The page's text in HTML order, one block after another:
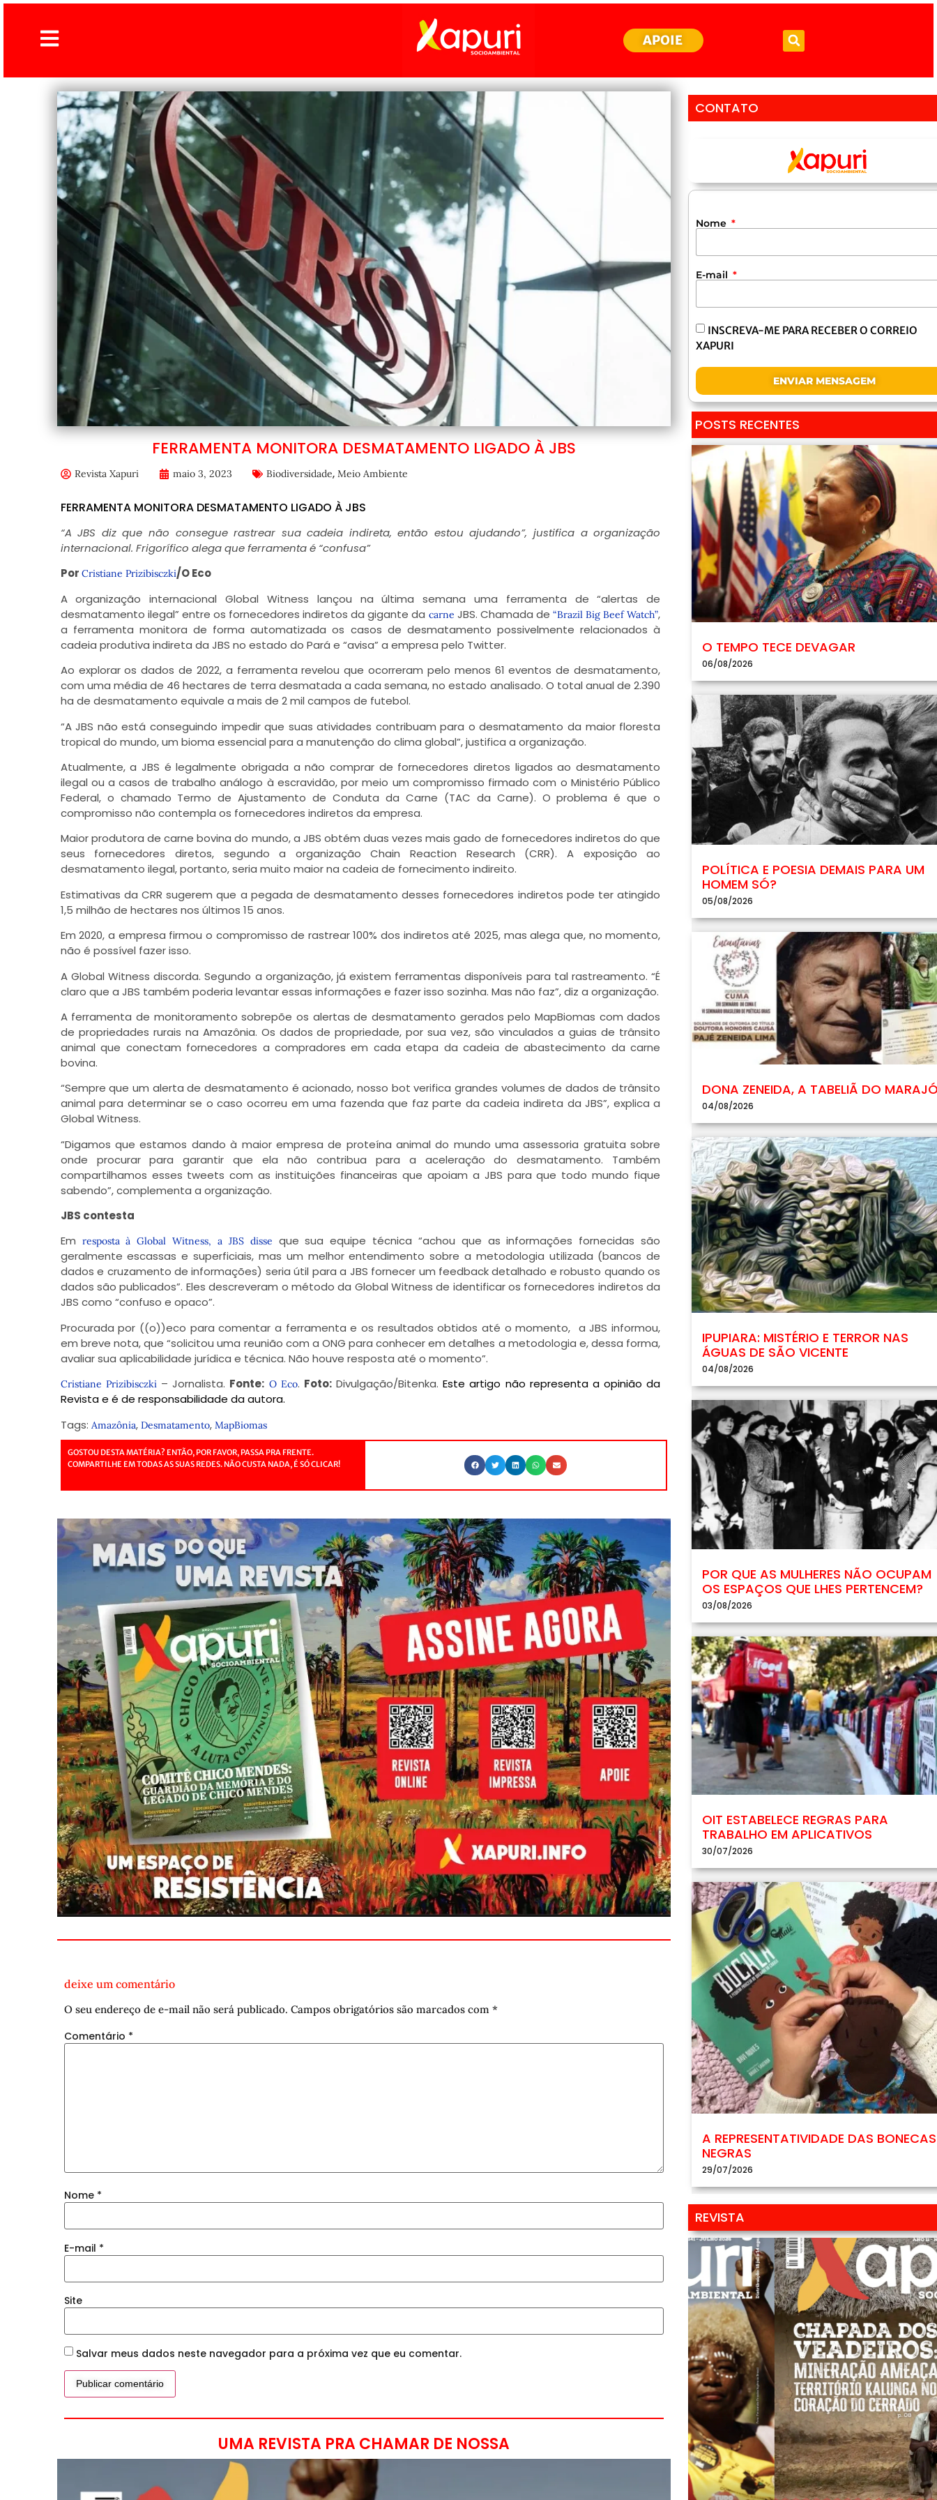
APOIE
FERRAMENTA MONITORA DESMATAMENTO LIGADO À JBS
Revista Xapuri maio 3, 2023 Biodiversidade, Meio Ambiente
FERRAMENTA MONITORA DESMATAMENTO LIGADO À JBS
“A JBS diz que não consegue rastrear sua cadeia indireta, então estou ajudando”, justifica a organização
internacional. Frigorífico alega que ferramenta é “confusa”
Por Cristiane Prizibisczki/O Eco
A organização internacional Global Witness lançou na última semana uma ferramenta de “alertas de
desmatamento ilegal” entre os fornecedores indiretos da gigante da carne JBS. Chamada de “Brazil Big Beef Watch”,
a ferramenta monitora de forma automatizada os casos de desmatamento possivelmente relacionados à
cadeia produtiva indireta da JBS no estado do Pará e “avisa” a empresa pelo Twitter.
Ao explorar os dados de 2022, a ferramenta revelou que ocorreram pelo menos 61 eventos de desmatamento,
com uma média de 46 hectares de terra desmatada a cada semana, no estado analisado. O total anual de 2.390
ha de desmatamento equivale a mais de 2 mil campos de futebol.
“A JBS não está conseguindo impedir que suas atividades contribuam para o desmatamento da maior floresta
tropical do mundo, um bioma essencial para a manutenção do clima global”, justifica a organização.
Atualmente, a JBS é legalmente obrigada a não comprar de fornecedores diretos ligados ao desmatamento
ilegal ou a casos de trabalho análogo à escravidão, por meio um compromisso firmado com o Ministério Público
Federal, o chamado Termo de Ajustamento de Conduta da Carne (TAC da Carne). O problema é que o
compromisso não contempla os fornecedores indiretos da empresa.
Maior produtora de carne bovina do mundo, a JBS obtém duas vezes mais gado de fornecedores indiretos do que
seus fornecedores diretos, segundo a organização Chain Reaction Research (CRR). A exposição ao
desmatamento ilegal, portanto, seria muito maior na cadeia de fornecimento indireito.
Estimativas da CRR sugerem que a pegada de desmatamento desses fornecedores indiretos pode ter atingido
1,5 milhão de hectares nos últimos 15 anos.
Em 2020, a empresa firmou o compromisso de rastrear 100% dos indiretos até 2025, mas alega que, no momento,
não é possível fazer isso.
A Global Witness discorda. Segundo a organização, já existem ferramentas disponíveis para tal rastreamento. “É
claro que a JBS também poderia levantar essas informações e fazer isso sozinha. Mas não faz”, diz a organização.
A ferramenta de monitoramento sobrepõe os alertas de desmatamento gerados pelo MapBiomas com dados
de propriedades rurais na Amazônia. Os dados de propriedade, por sua vez, são vinculados a guias de trânsito
animal que conectam fornecedores a compradores em cada etapa da cadeia de abastecimento da carne
bovina.
“Sempre que um alerta de desmatamento é acionado, nosso bot verifica grandes volumes de dados de trânsito
animal para determinar se o caso ocorreu em uma fazenda que faz parte da cadeia indireta da JBS”, explica a
Global Witness.
“Digamos que estamos dando à maior empresa de proteína animal do mundo uma assessoria gratuita sobre
onde procurar para garantir que ela não contribua para a aceleração do desmatamento. Também
compartilhamos esses tweets com as instituições financeiras que apoiam a JBS para que todo mundo fique
sabendo”, complementa a organização.
JBS contesta
Em resposta à Global Witness, a JBS disse que sua equipe técnica “achou que as informações fornecidas são
geralmente escassas e superficiais, mas um melhor entendimento sobre a metodologia utilizada (bancos de
dados e cruzamento de informações) seria útil para a JBS fornecer um feedback detalhado e robusto quando os
dados são publicados”. Eles descreveram o método da Global Witness de identificar os fornecedores indiretos da
JBS como “confuso e opaco”.
Procurada por ((o))eco para comentar a ferramenta e os resultados obtidos até o momento, a JBS informou,
em breve nota, que “solicitou uma reunião com a ONG para conhecer em detalhes a metodologia e, dessa forma,
avaliar sua aplicabilidade jurídica e técnica. Não houve resposta até o momento”.
Cristiane Prizibisczki– Jornalista. Fonte: O Eco. Foto:Divulgação/Bitenka.Este artigo não representa a opinião da
Revista e é de responsabilidade da autora.
Tags: Amazônia, Desmatamento, MapBiomas
GOSTOU DESTA MATÉRIA? ENTÃO, POR FAVOR, PASSA PRA FRENTE.
COMPARTILHE EM TODAS AS SUAS REDES. NÃO CUSTA NADA, É SÓ CLICAR!
deixe um comentário
O seu endereço de e-mail não será publicado. Campos obrigatórios são marcados com *
Comentário *
Nome *
E-mail *
Site
Salvar meus dados neste navegador para a próxima vez que eu comentar.
UMA REVISTA PRA CHAMAR DE NOSSA
CONTATO
Nome
E-mail
INSCREVA-ME PARA RECEBER O CORREIO
XAPURI
ENVIAR MENSAGEM
POSTS RECENTES
O TEMPO TECE DEVAGAR
06/08/2026
POLÍTICA E POESIA DEMAIS PARA UM
HOMEM SÓ?
05/08/2026
DONA ZENEIDA, A TABELIÃ DO
04/08/2026
IPUPIARA: MISTÉRIO E TERROR NAS
ÁGUAS DE SÃO VICENTE
04/08/2026
POR QUE AS MULHERES NÃO OCUPAM
OS ESPAÇOS QUE LHES PERTENCEM?
03/08/2026
OIT ESTABELECE REGRAS PARA
TRABALHO EM APLICATIVOS
30/07/2026
A REPRESENTATIVIDADE DAS BONECAS
NEGRAS
29/07/2026
REVISTA